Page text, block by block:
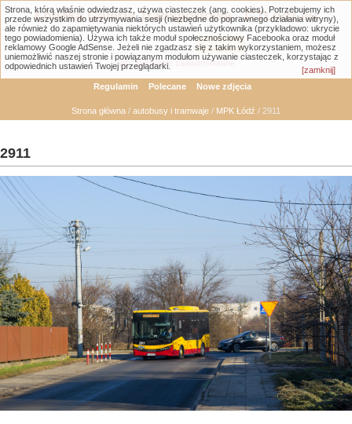
Łódzka Galeria Transportowa - GTLodz.eu
Wyszukiwanie zaawansowane
Regulamin Polecane Nowe zdjęcia
Strona główna / autobusy i tramwaje / MPK Łódź / 2911
2911
Strona, którą właśnie odwiedzasz, używa ciasteczek (ang. cookies). Potrzebujemy ich
przede wszystkim do utrzymywania sesji (niezbędne do poprawnego działania witryny),
ale również do zapamiętywania niektórych ustawień użytkownika (przykładowo: ukrycie
tego powiadomienia). Używa ich także moduł społecznościowy Facebooka oraz moduł
reklamowy Google AdSense. Jeżeli nie zgadzasz się z takim wykorzystaniem, możesz
uniemożliwić naszej stronie i powiązanym modułom używanie ciasteczek, korzystając z
odpowiednich ustawień Twojej przeglądarki.
[zamknij]